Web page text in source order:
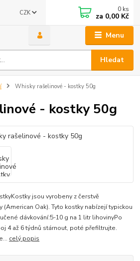
Menu
CZK
Hledat
0 ks
za 0,00 Kč
Whisky rašelinové - kostky 50g
- kostky 50g
jsou vyrobeny z čerstvě
(American Oak). Tyto kostky nabízejí typickou
dávkování:5-10 g na 1 litr lihovinyPo
4 až 6 týdnů stárnout, poté přefiltrujte.
celý popis